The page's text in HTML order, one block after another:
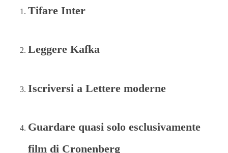
Tifare Inter
Leggere Kafka
Iscriversi a Lettere moderne
Guardare quasi solo esclusivamente
film di Cronenberg